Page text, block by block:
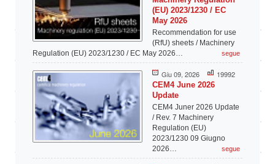
(EU) 2023/1230 / EC
May 2026
Recommendation for use
(RfU) sheets / Machinery
Regulation (EU) 2023/1230 / EC May 2026…
segue
Giu 09, 2026 19992
CEM4 June 2026
Update
CEM4 Juner 2026 Update
/ Rev. 7 Machinery
Regulation (EU)
2023/1230 09 Giugno
2026…
segue